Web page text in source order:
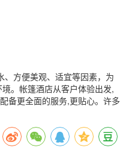
方便美观、适宜等因素，为
。帐篷酒店从客户体验出发,
备更全面的服务,更贴心。许多